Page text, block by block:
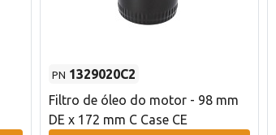
PN 1329020C2
Filtro de óleo do motor - 98 mm
DE x 172 mm C Case CE